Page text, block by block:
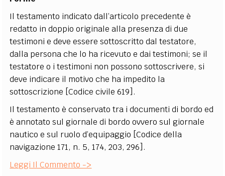
Il testamento indicato dall’articolo precedente è
redatto in doppio originale alla presenza di due
testimoni e deve essere sottoscritto dal testatore,
dalla persona che lo ha ricevuto e dai testimoni; se il
testatore o i testimoni non possono sottoscrivere, si
deve indicare il motivo che ha impedito la
sottoscrizione [Codice civile 619].
Il testamento è conservato tra i documenti di bordo ed
è annotato sul giornale di bordo ovvero sul giornale
nautico e sul ruolo d’equipaggio [Codice della
navigazione 171, n. 5, 174, 203, 296].
Leggi Il Commento ->